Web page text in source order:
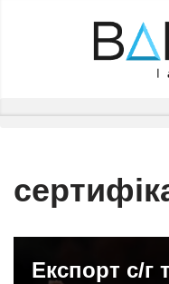
Експорт с/г